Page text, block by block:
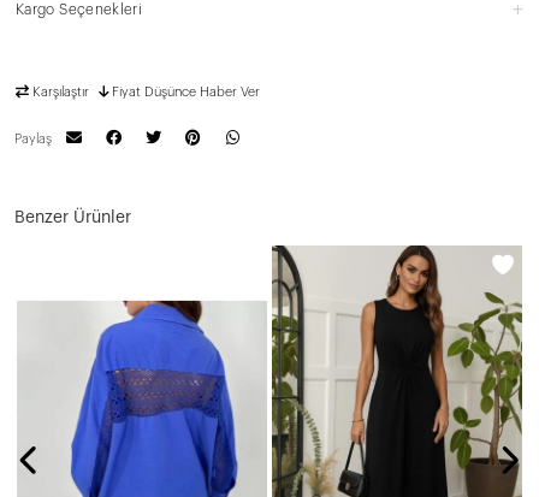
Kargo Seçenekleri
Karşılaştır Fiyat Düşünce Haber Ver
Paylaş
Benzer Ürünler